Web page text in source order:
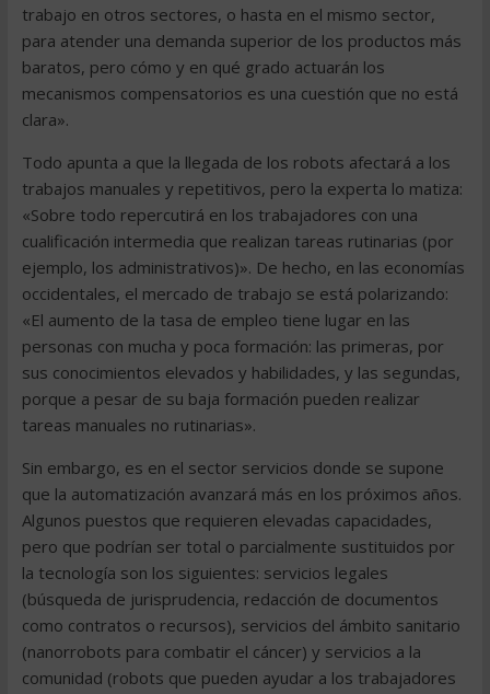
trabajo en otros sectores, o hasta en el mismo sector,
para atender una demanda superior de los productos más
baratos, pero cómo y en qué grado actuarán los
mecanismos compensatorios es una cuestión que no está
clara».
Todo apunta a que la llegada de los robots afectará a los
trabajos manuales y repetitivos, pero la experta lo matiza:
«Sobre todo repercutirá en los trabajadores con una
cualificación intermedia que realizan tareas rutinarias (por
ejemplo, los administrativos)». De hecho, en las economías
occidentales, el mercado de trabajo se está polarizando:
«El aumento de la tasa de empleo tiene lugar en las
personas con mucha y poca formación: las primeras, por
sus conocimientos elevados y habilidades, y las segundas,
porque a pesar de su baja formación pueden realizar
tareas manuales no rutinarias».
Sin embargo, es en el sector servicios donde se supone
que la automatización avanzará más en los próximos años.
Algunos puestos que requieren elevadas capacidades,
pero que podrían ser total o parcialmente sustituidos por
la tecnología son los siguientes: servicios legales
(búsqueda de jurisprudencia, redacción de documentos
como contratos o recursos), servicios del ámbito sanitario
(nanorrobots para combatir el cáncer) y servicios a la
comunidad (robots que pueden ayudar a los trabajadores